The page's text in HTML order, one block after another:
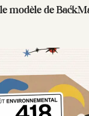
modèle de